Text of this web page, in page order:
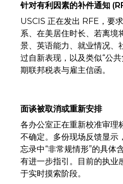
针对有利因素的补件通知
USCIS 正在发出 RFE，要
系、在美居住时长、若离境
景、英语能力、就业情况、
过自新表现，以及类似“公
期联邦税表与雇主信函。
面谈被取消或重新安排
各办公室正在重新校准审理
不确定。多份现场反馈显示
忘录中“非常规情形”的具体
有进一步指引。目前的执业
于实时摸索阶段。